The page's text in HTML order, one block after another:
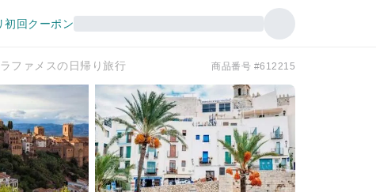
初回クーポン
ファメスの日帰り旅行 商品番号 #612215